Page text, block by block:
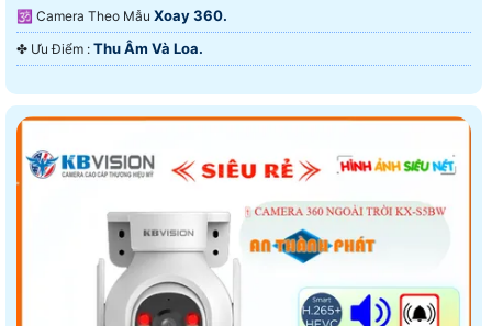
🕉️ Camera Theo Mẫu Xoay 360.
️✤ Ưu Điểm : Thu Âm Và Loa.